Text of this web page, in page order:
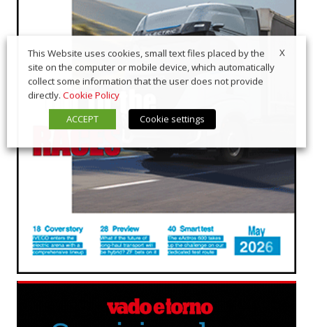
X
This Website uses cookies, small text files placed by the
site on the computer or mobile device, which automatically
collect some information that the user does not provide
directly. Cookie Policy
ACCEPT
Cookie settings